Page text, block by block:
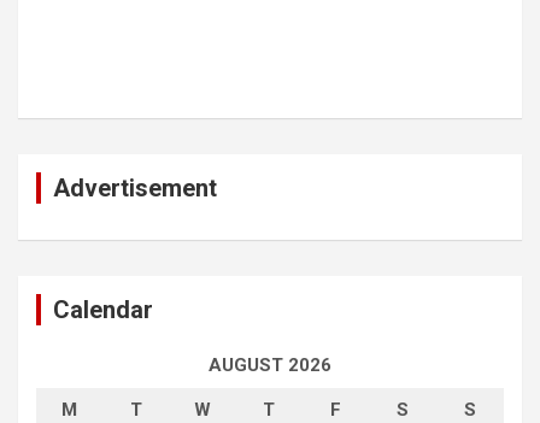
Advertisement
Calendar
AUGUST 2026
M T W T F S S